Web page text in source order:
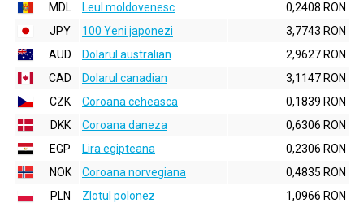
MDL
Leul moldovenesc
0,2408 RON
JPY
100 Yeni japonezi
3,7743 RON
AUD
Dolarul australian
2,9627 RON
CAD
Dolarul canadian
3,1147 RON
CZK
Coroana ceheasca
0,1839 RON
DKK
Coroana daneza
0,6306 RON
EGP
Lira egipteana
0,2306 RON
NOK
Coroana norvegiana
0,4835 RON
PLN
Zlotul polonez
1,0966 RON